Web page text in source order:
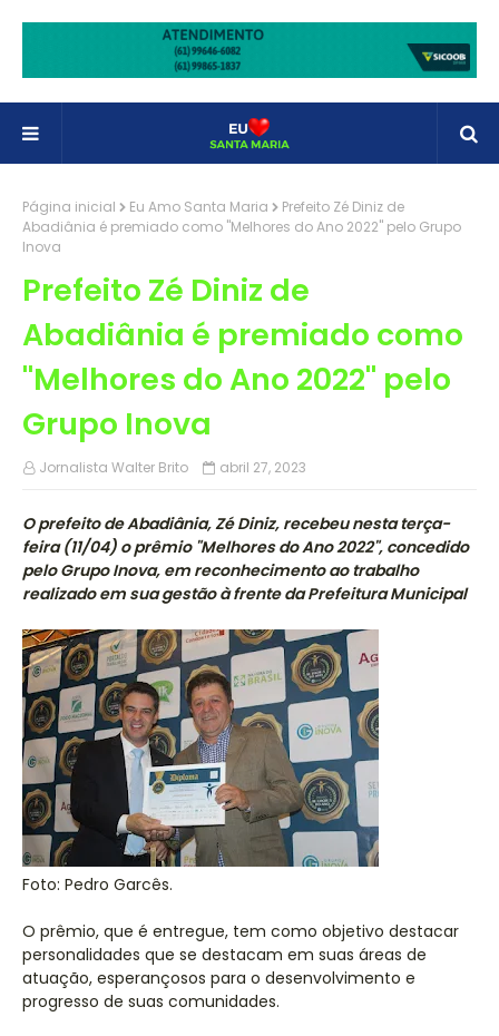
Página inicial Eu Amo Santa Maria
Prefeito Zé Diniz de
Abadiânia é premiado como "Melhores do Ano 2022" pelo Grupo
Inova
Prefeito Zé Diniz de
Abadiânia é premiado como
"Melhores do Ano 2022" pelo
Grupo Inova
Jornalista Walter Brito abril 27, 2023
O prefeito de Abadiânia, Zé Diniz, recebeu nesta terça-
feira (11/04) o prêmio "Melhores do Ano 2022", concedido
pelo Grupo Inova, em reconhecimento ao trabalho
realizado em sua gestão à frente da Prefeitura Municipal
Foto: Pedro Garcês.
O prêmio, que é entregue, tem como objetivo destacar
personalidades que se destacam em suas áreas de
atuação, esperançosos para o desenvolvimento e
progresso de suas comunidades.